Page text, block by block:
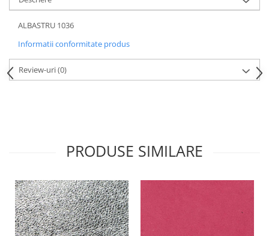
ALBASTRU 1036
Informatii conformitate produs
Review-uri(0)
PRODUSE SIMILARE